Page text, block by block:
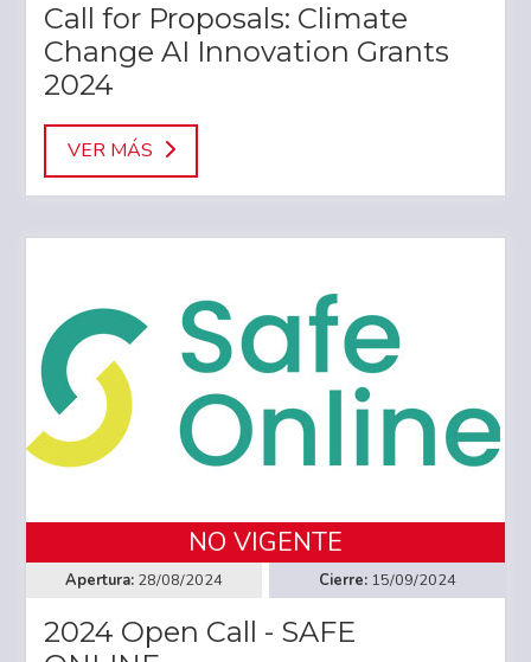
Call for Proposals: Climate
Change AI Innovation Grants
2024
VER MÁS
NO VIGENTE
28/08/2024 15/09/2024
2024 Open Call - SAFE